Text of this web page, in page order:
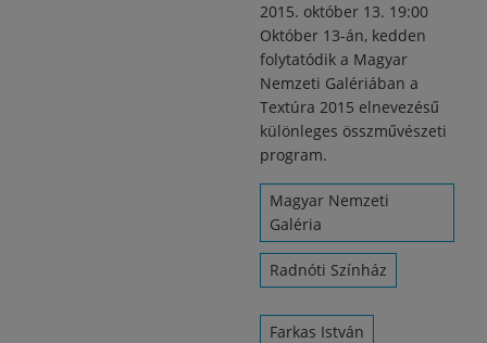
2015. október 13. 19:00
Október 13-án, kedden
folytatódik a Magyar
Nemzeti Galériában a
Textúra 2015 elnevezésű
különleges összművészeti
program.
Magyar Nemzeti
Galéria
Radnóti Színház
Farkas István